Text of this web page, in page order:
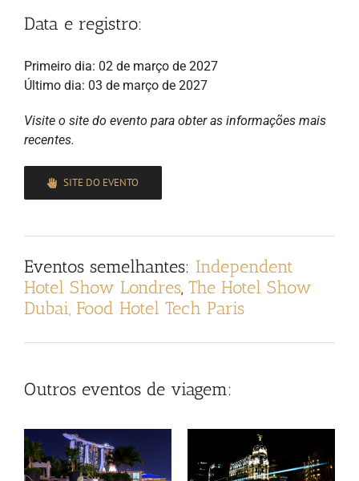
Data e registro:
Primeiro dia: 02 de março de 2027
Último dia: 03 de março de 2027
Visite o site do evento para obter as informações mais
recentes.
SITE DO EVENTO
Eventos semelhantes: Independent
Hotel Show Londres, The Hotel Show
Dubai, Food Hotel Tech Paris
Outros eventos de viagem: